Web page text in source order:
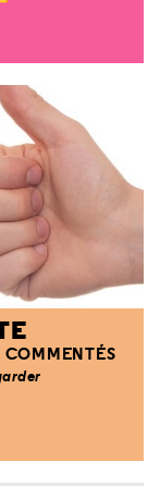
COMMENTÉS